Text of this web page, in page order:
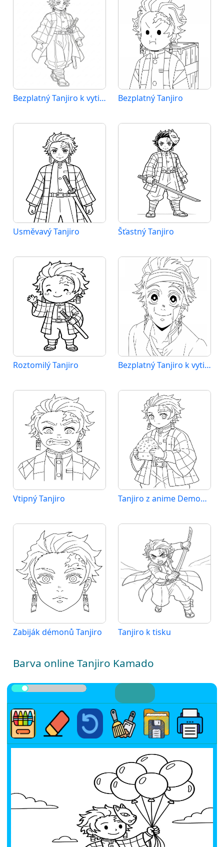
Bezplatný Tanjiro k vytisknutí Bezplatný Tanjiro
Usměvavý Tanjiro Šťastný Tanjiro
Roztomilý Tanjiro Bezplatný Tanjiro k vytištění
Vtipný Tanjiro Tanjiro z anime Demon Slayer
Zabiják démonů Tanjiro Tanjiro k tisku
Barva online Tanjiro Kamado